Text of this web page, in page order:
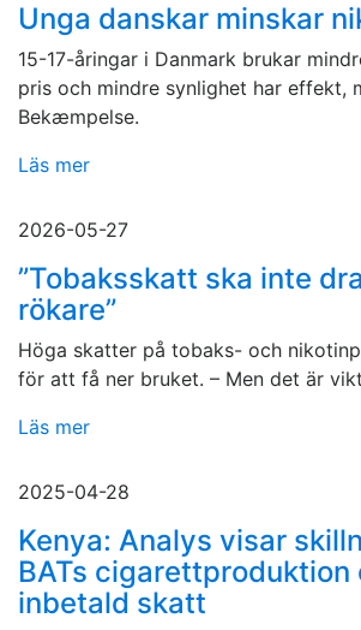
Unga danskar minskar
15-17-åringar i Danmark brukar
pris och mindre synlighet har effekt,
Bekæmpelse.
Läs mer
2026-05-27
”Tobaksskatt ska inte
rökare”
Höga skatter på tobaks- och
för att få ner bruket. – Men det är
Läs mer
2025-04-28
Kenya: Analys visar
BATs cigarettproduktion
inbetald skatt